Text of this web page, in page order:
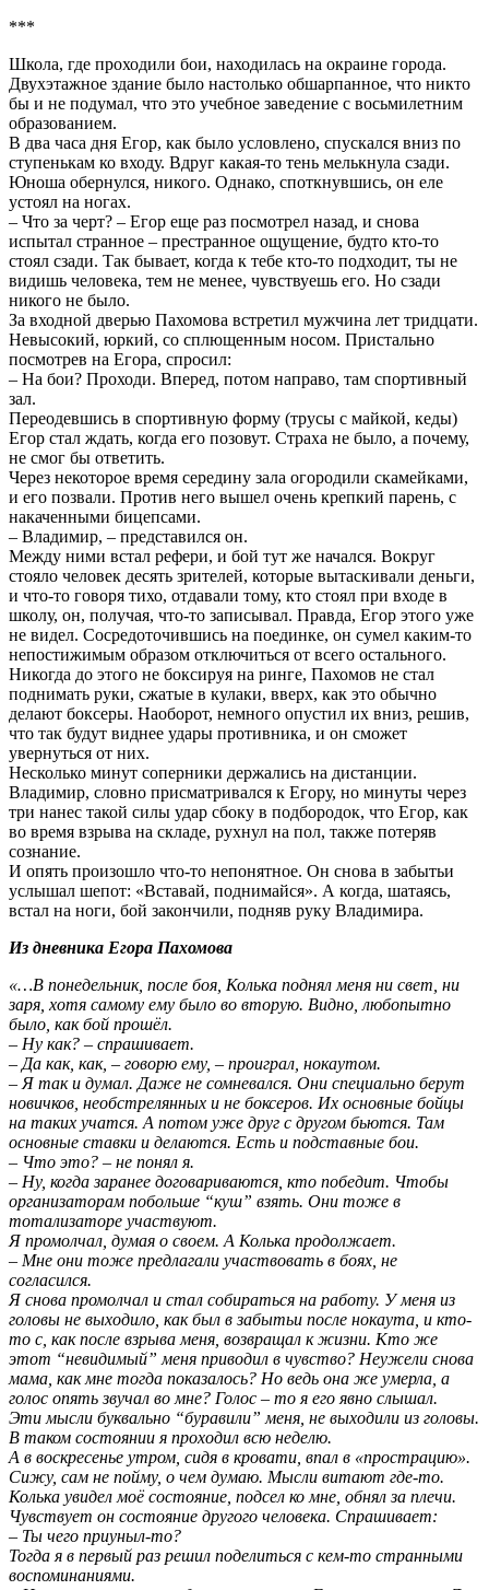
***
Школа, где проходили бои, находилась на окраине города.
Двухэтажное здание было настолько обшарпанное, что никто
бы и не подумал, что это учебное заведение с восьмилетним
образованием.
В два часа дня Егор, как было условлено, спускался вниз по
ступенькам ко входу. Вдруг какая-то тень мелькнула сзади.
Юноша обернулся, никого. Однако, споткнувшись, он еле
устоял на ногах.
– Что за черт? – Егор еще раз посмотрел назад, и снова
испытал странное – престранное ощущение, будто кто-то
стоял сзади. Так бывает, когда к тебе кто-то подходит, ты не
видишь человека, тем не менее, чувствуешь его. Но сзади
никого не было.
За входной дверью Пахомова встретил мужчина лет тридцати.
Невысокий, юркий, со сплющенным носом. Пристально
посмотрев на Егора, спросил:
– На бои? Проходи. Вперед, потом направо, там спортивный
зал.
Переодевшись в спортивную форму (трусы с майкой, кеды)
Егор стал ждать, когда его позовут. Страха не было, а почему,
не смог бы ответить.
Через некоторое время середину зала огородили скамейками,
и его позвали. Против него вышел очень крепкий парень, с
накаченными бицепсами.
– Владимир, – представился он.
Между ними встал рефери, и бой тут же начался. Вокруг
стояло человек десять зрителей, которые вытаскивали деньги,
и что-то говоря тихо, отдавали тому, кто стоял при входе в
школу, он, получая, что-то записывал. Правда, Егор этого уже
не видел. Сосредоточившись на поединке, он сумел каким-то
непостижимым образом отключиться от всего остального.
Никогда до этого не боксируя на ринге, Пахомов не стал
поднимать руки, сжатые в кулаки, вверх, как это обычно
делают боксеры. Наоборот, немного опустил их вниз, решив,
что так будут виднее удары противника, и он сможет
увернуться от них.
Несколько минут соперники держались на дистанции.
Владимир, словно присматривался к Егору, но минуты через
три нанес такой силы удар сбоку в подбородок, что Егор, как
во время взрыва на складе, рухнул на пол, также потеряв
сознание.
И опять произошло что-то непонятное. Он снова в забытьи
услышал шепот: «Вставай, поднимайся». А когда, шатаясь,
встал на ноги, бой закончили, подняв руку Владимира.
Из дневника Егора Пахомова
«…В понедельник, после боя, Колька поднял меня ни свет, ни
заря, хотя самому ему было во вторую. Видно, любопытно
было, как бой прошёл.
– Ну как? – спрашивает.
– Да как, как, – говорю ему, – проиграл, нокаутом.
– Я так и думал. Даже не сомневался. Они специально берут
новичков, необстрелянных и не боксеров. Их основные бойцы
на таких учатся. А потом уже друг с другом бьются. Там
основные ставки и делаются. Есть и подставные бои.
– Что это? – не понял я.
– Ну, когда заранее договариваются, кто победит. Чтобы
организаторам побольше “куш” взять. Они тоже в
тотализаторе участвуют.
Я промолчал, думая о своем. А Колька продолжает.
– Мне они тоже предлагали участвовать в боях, не
согласился.
Я снова промолчал и стал собираться на работу. У меня из
головы не выходило, как был в забытьи после нокаута, и кто-
то c, как после взрыва меня, возвращал к жизни. Кто же
этот “невидимый” меня приводил в чувство? Неужели снова
мама, как мне тогда показалось? Но ведь она же умерла, а
голос опять звучал во мне? Голос – то я его явно слышал.
Эти мысли буквально “буравили” меня, не выходили из головы.
В таком состоянии я проходил всю неделю.
А в воскресенье утром, сидя в кровати, впал в «прострацию».
Сижу, сам не пойму, о чем думаю. Мысли витают где-то.
Колька увидел моё состояние, подсел ко мне, обнял за плечи.
Чувствует он состояние другого человека. Спрашивает:
– Ты чего приуныл-то?
Тогда я в первый раз решил поделиться с кем-то странными
воспоминаниями.